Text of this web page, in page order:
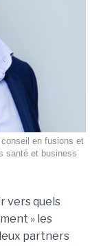
en fusions et
santé et business
vers quels
» les
partners